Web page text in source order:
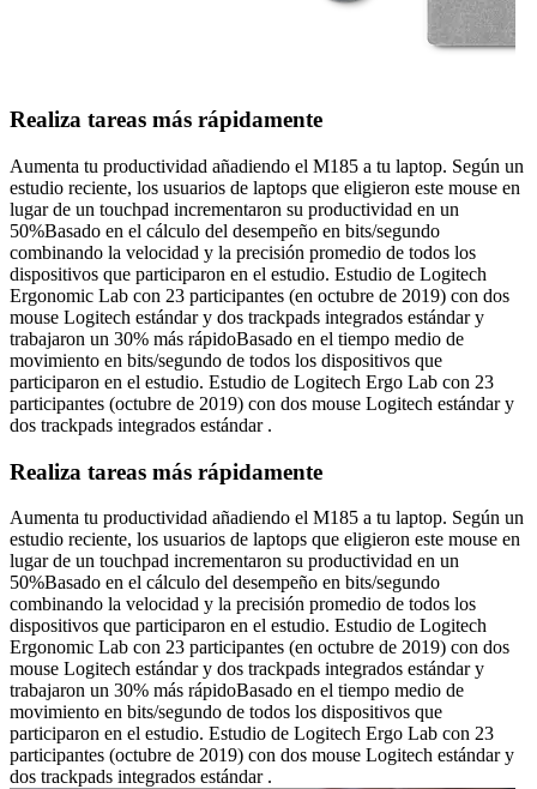
Realiza tareas más rápidamente
Aumenta tu productividad añadiendo el M185 a tu laptop. Según un
estudio reciente, los usuarios de laptops que eligieron este mouse en
lugar de un touchpad incrementaron su productividad en un
50%Basado en el cálculo del desempeño en bits/segundo
combinando la velocidad y la precisión promedio de todos los
dispositivos que participaron en el estudio. Estudio de Logitech
Ergonomic Lab con 23 participantes (en octubre de 2019) con dos
mouse Logitech estándar y dos trackpads integrados estándar y
trabajaron un 30% más rápidoBasado en el tiempo medio de
movimiento en bits/segundo de todos los dispositivos que
participaron en el estudio. Estudio de Logitech Ergo Lab con 23
participantes (octubre de 2019) con dos mouse Logitech estándar y
dos trackpads integrados estándar .
Realiza tareas más rápidamente
Aumenta tu productividad añadiendo el M185 a tu laptop. Según un
estudio reciente, los usuarios de laptops que eligieron este mouse en
lugar de un touchpad incrementaron su productividad en un
50%Basado en el cálculo del desempeño en bits/segundo
combinando la velocidad y la precisión promedio de todos los
dispositivos que participaron en el estudio. Estudio de Logitech
Ergonomic Lab con 23 participantes (en octubre de 2019) con dos
mouse Logitech estándar y dos trackpads integrados estándar y
trabajaron un 30% más rápidoBasado en el tiempo medio de
movimiento en bits/segundo de todos los dispositivos que
participaron en el estudio. Estudio de Logitech Ergo Lab con 23
participantes (octubre de 2019) con dos mouse Logitech estándar y
dos trackpads integrados estándar .